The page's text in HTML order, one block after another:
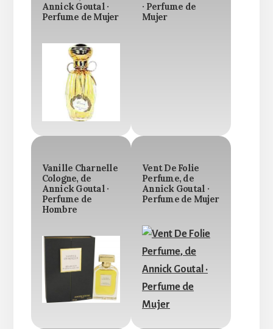
Annick Goutal ·
Perfume de Mujer
· Perfume de
Mujer
Vanille Charnelle
Cologne, de
Annick Goutal ·
Perfume de
Hombre
Vent De Folie
Perfume, de
Annick Goutal ·
Perfume de Mujer